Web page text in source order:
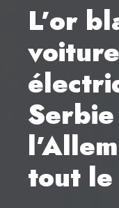
L’or
tout le